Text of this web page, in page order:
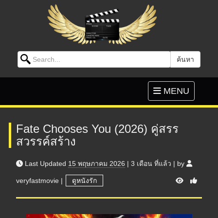
Search for: ค้นหา
Toggle
navigation
MENU
Fate Chooses You (2026) คู่สรร
สวรรค์สร้าง
Last Updated 15 พฤษภาคม 2026 | 3 เดือน ที่แล้ว | by
veryfastmovie | ดูหนังรัก V
i
e